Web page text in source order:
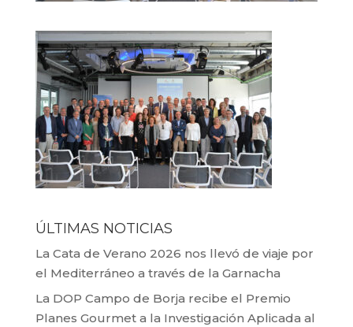
ÚLTIMAS NOTICIAS
La Cata de Verano 2026 nos llevó de viaje por
el Mediterráneo a través de la Garnacha
La DOP Campo de Borja recibe el Premio
Planes Gourmet a la Investigación Aplicada al